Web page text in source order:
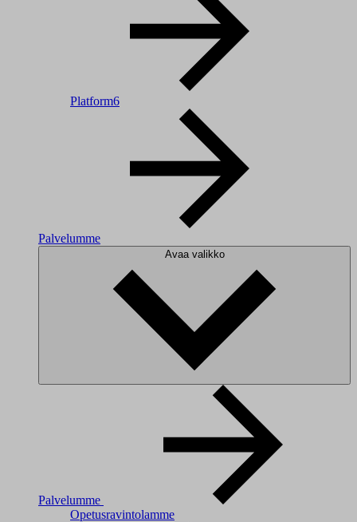
Platform6
Palvelumme
Avaa valikko
Palvelumme
Opetusravintolamme